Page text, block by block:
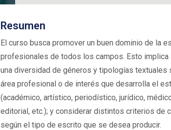
Resumen
El curso busca promover un buen dominio de la
profesionales de todos los campos. Esto implica
una diversidad de géneros y tipologías textuales
área profesional o de interés que desarrolla el
(académico, artístico, periodístico, jurídico,
editorial, etc.); y considerar distintos criterios de
según el tipo de escrito que se desea producir.